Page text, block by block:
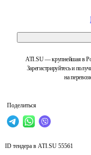
ATI.SU — крупнейшая в
Зарегистрируйтесь и
на
Поделиться
ID тендера в ATI.SU 55561